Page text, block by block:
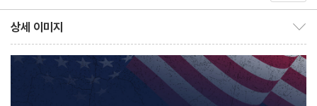
하는지도 함께 조망한다.
트럼프의 작전명, ‘확고한 결의’는 트럼프의 결단만을 가리키지 않는
다른 결의가 충돌하는 시대를 상징한다. 다극 체제로 이동하는 오늘
의 세계에서 패권 정치가 어떻게 작동하는지 이해하려는 독자라면
법의 회색지대, 국가원수 면책과 강제 연행의 논리
왜 제거가 아니라 체포였나
2026년 1월 체포 이후, 파장과 후폭풍
상세 이미지